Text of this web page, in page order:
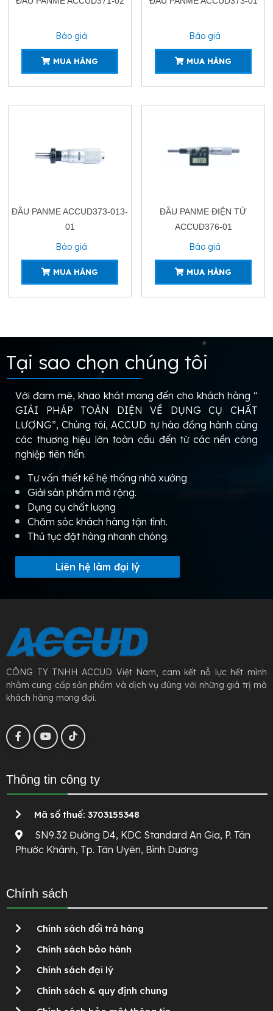
Báo giá
MUA HÀNG
Báo giá
MUA HÀNG
ĐẦU PANME ACCUD373-013-
01
Báo giá
MUA HÀNG
ĐẦU PANME ĐIỆN TỬ
ACCUD376-01
Báo giá
MUA HÀNG
Tại sao chọn chúng tôi
Với đam mê, khao khát mang đến cho khách hàng “
GIẢI PHÁP TOÀN DIỆN VỀ DỤNG CỤ CHẤT
LƯỢNG”, Chúng tôi, ACCUD tự hào đồng hành cùng
các thương hiệu lớn toàn cầu đến từ các nền công
nghiệp tiên tiến.
Tư vấn thiết kế hệ thống nhà xưởng
Giải sản phẩm mở rộng.
Dụng cụ chất lượng
Chăm sóc khách hàng tận tình.
Thủ tục đặt hàng nhanh chóng.
Liên hệ làm đại lý
CÔNG TY TNHH ACCUD Việt Nam, cam kết nỗ lực hết mình
nhằm cung cấp sản phẩm và dịch vụ đúng với những giá trị mà
khách hàng mong đợi.
Thông tin công ty
Mã số thuế: 3703155348
SN9.32 Đường D4, KDC Standard An Gia, P. Tân
Phước Khánh, Tp. Tân Uyên, Bình Dương
Chính sách
Chính sách đổi trả hàng
Chính sách bảo hành
Chính sách đại lý
Chính sách & quy định chung